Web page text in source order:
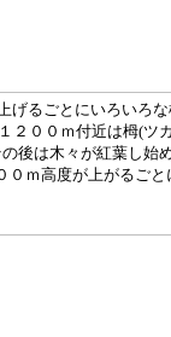
げるごとにいろいろ
２００ｍ付近は栂(ツ
の後は木々が紅葉し始
０ｍ高度が上がるご